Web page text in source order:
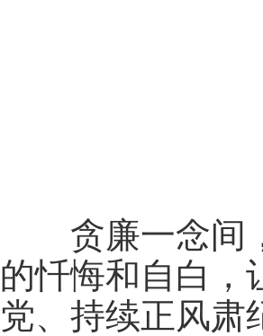
贪廉一念间，
的忏悔和自白，
党、持续正风肃